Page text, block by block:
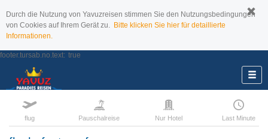
Durch die Nutzung von Yavuzreisen stimmen Sie den Nutzungsbedingungen
von Cookies auf Ihrem Gerät zu. Bitte klicken Sie hier für detaillierte
Informationen.
footer.tursab.no.text: true
flug Pauschalreise Nur Hotel Last Minute